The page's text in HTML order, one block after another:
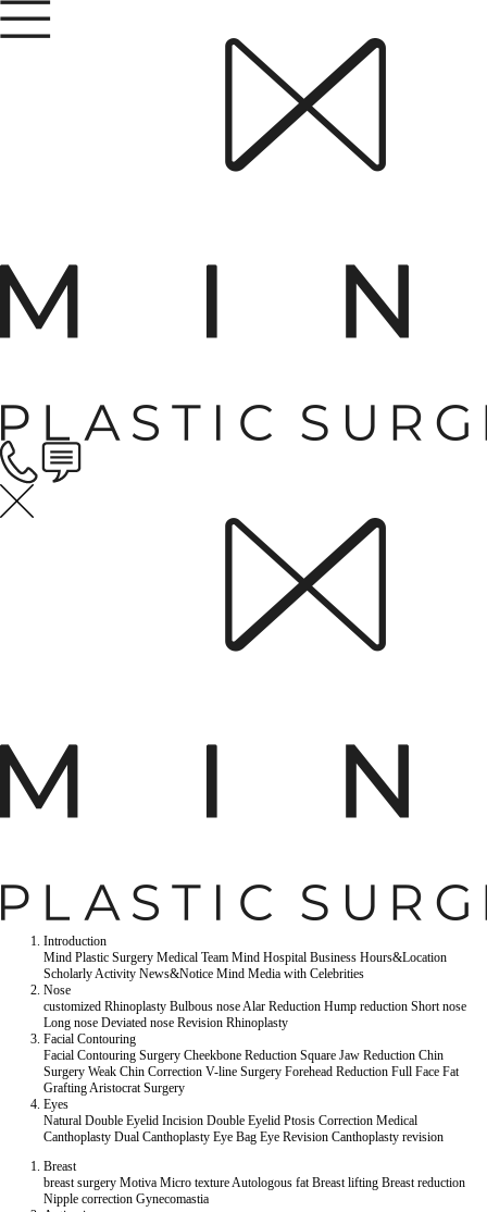
Introduction
Mind Plastic Surgery Medical Team Mind Hospital Business Hours&Location
Scholarly Activity News&Notice Mind Media with Celebrities
Nose
customized Rhinoplasty Bulbous noseAlar Reduction Hump reduction Short nose
Long nose Deviated nose Revision Rhinoplasty
Facial Contouring
Facial Contouring Surgery Cheekbone Reduction Square Jaw Reduction Chin
Surgery Weak Chin Correction V-line Surgery Forehead Reduction Full Face Fat
GraftingAristocrat Surgery
Eyes
Natural Double Eyelid Incision Double Eyelid Ptosis Correction Medical
Canthoplasty Dual Canthoplasty Eye Bag Eye Revision Canthoplasty revision
Breast
breast surgery Motiva Micro textureAutologous fat Breast lifting Breast reduction
Nipple correction Gynecomastia